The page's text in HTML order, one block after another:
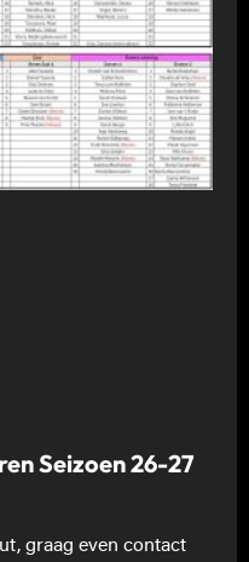
Seizoen 26-27
graag even contact